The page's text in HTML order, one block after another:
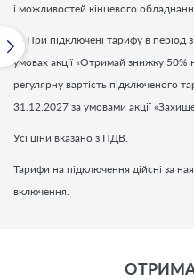
і можливостей кінцевого
2
- При підключені тарифу в
умовах акції «Отримай знижку 50%
регулярну вартість підключеного
31.12.2027 за умовами акції
Усі ціни вказано з ПДВ.
Тарифи на підключення дійсні за
включення.